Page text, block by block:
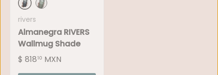
Almanegra Black
Culto x Almanegra
rivers
Almanegra RIVERS
Wallmug Shade
$ 81810 MXN